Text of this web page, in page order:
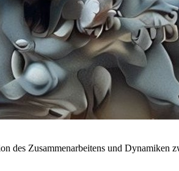
des Zusammenarbeitens und Dynamiken